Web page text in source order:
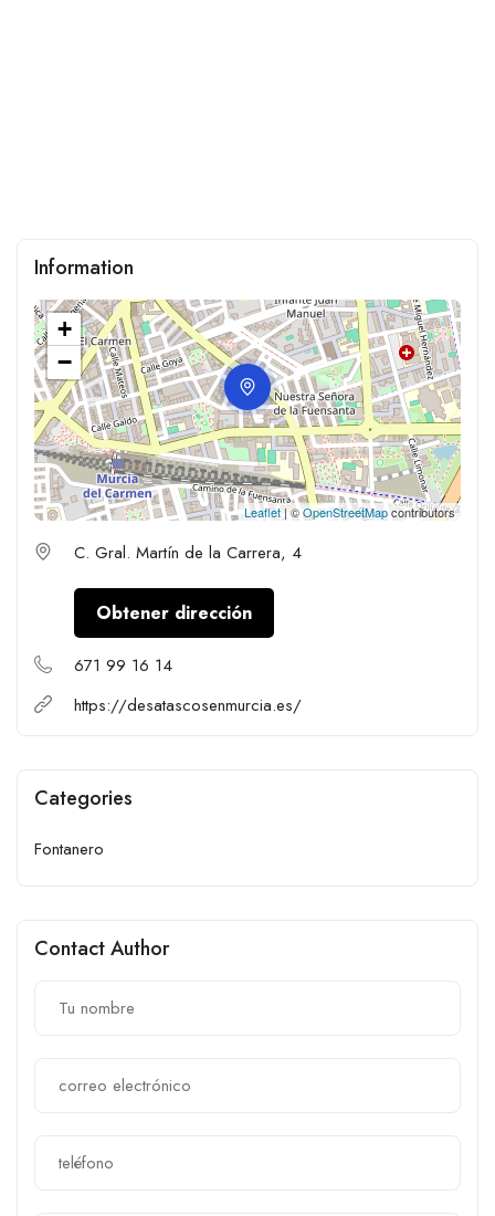
Information
+
−
Leaflet| ©OpenStreetMapcontributors
C. Gral. Martín de la Carrera, 4
Obtener dirección
671 99 16 14
https://desatascosenmurcia.es/
Categories
Fontanero
Contact Author